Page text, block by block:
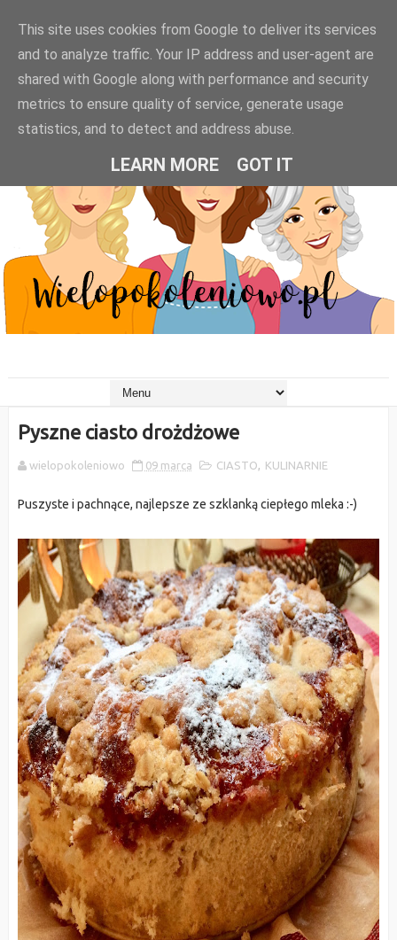
Pyszne ciasto drożdżowe
wielopokoleniowo 09 marca CIASTO, KULINARNIE
Puszyste i pachnące, najlepsze ze szklanką ciepłego mleka :-)
This site uses cookies from Google to deliver its services
and to analyze traffic. Your IP address and user-agent are
shared with Google along with performance and security
metrics to ensure quality of service, generate usage
statistics, and to detect and address abuse.
LEARN MORE GOT IT